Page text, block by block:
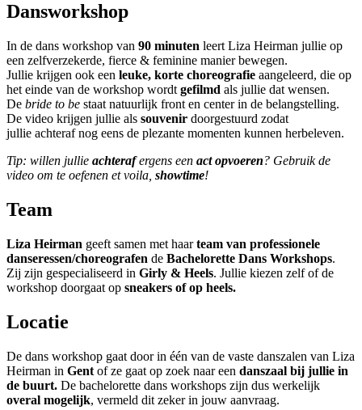
Dansworkshop
In de dans workshop van 90 minuten leert Liza Heirman jullie op
een zelfverzekerde, fierce & feminine manier bewegen.
Jullie krijgen ook een leuke, korte choreografie aangeleerd, die op
het einde van de workshop wordt gefilmd als jullie dat wensen.
De bride to be staat natuurlijk front en center in de belangstelling.
De video krijgen jullie als souvenir doorgestuurd zodat
jullie achteraf nog eens de plezante momenten kunnen herbeleven.
Tip: willen jullie achterafergens een act opvoeren? Gebruik de
video om te oefenen et voila, showtime!
Team
Liza Heirman geeft samen met haarteam van professionele
danseressen/choreografen de Bachelorette Dans Workshops.
Zij zijn gespecialiseerd in Girly & Heels. Jullie kiezen zelf of de
workshop doorgaat op sneakers of op heels.
Locatie
De dans workshop gaat door in één van de vaste danszalen van Liza
Heirman in Gent of ze gaat op zoek naar een danszaal bij jullie in
de buurt. De bachelorette dans workshops zijn dus werkelijk
overal mogelijk, vermeld dit zeker in jouw aanvraag.